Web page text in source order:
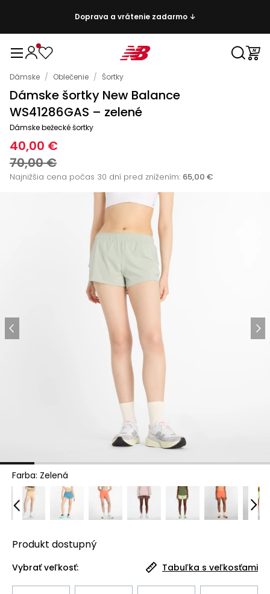
Doprava a vrátenie zadarmo ↓
Dámske / Oblečenie / Šortky
Dámske šortky New Balance
WS41286GAS – zelené
Dámske bežecké šortky
40,00 €
70,00 €
Najnižšia cena počas 30 dní pred znížením: 65,00 €
Farba: Zelená
Produkt dostupný
Vybrať veľkosť: Tabuľka s veľkosťami